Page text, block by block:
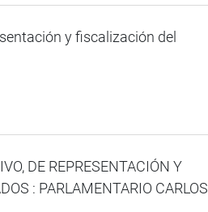
y fiscalización del
DE REPRESENTACIÓN Y
: PARLAMENTARIO CARLOS